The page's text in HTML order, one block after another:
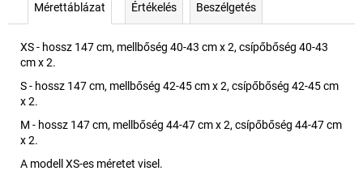
Mérettáblázat Értékelés Beszélgetés
XS - hossz 147 cm, mellbőség 40-43 cm x 2, csípőbőség 40-43
cm x 2.
S - hossz 147 cm, mellbőség 42-45 cm x 2, csípőbőség 42-45 cm
x 2.
M - hossz 147 cm, mellbőség 44-47 cm x 2, csípőbőség 44-47 cm
x 2.
A modell XS-es méretet visel.